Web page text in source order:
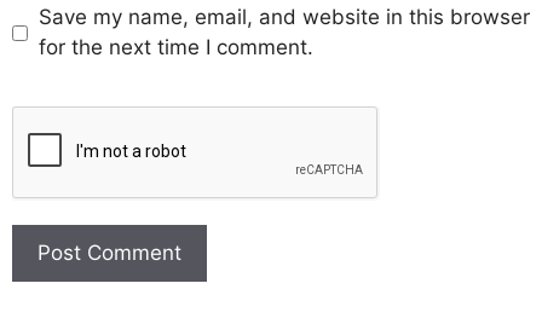
Save my name, email, and website in this browser
for the next time I comment.